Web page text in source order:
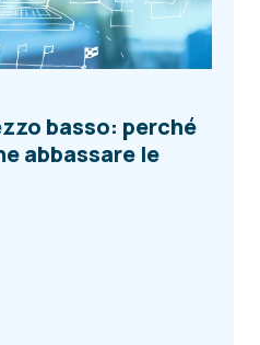
basso: perché
abbassare le